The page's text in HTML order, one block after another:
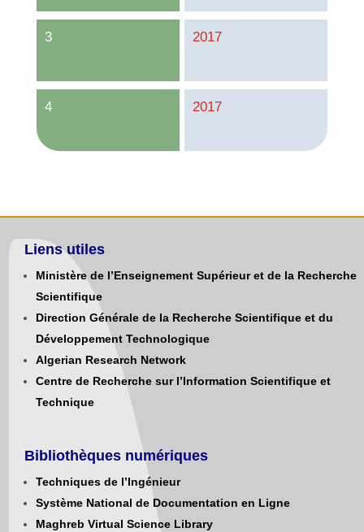
3
4
2017
2017
Liens utiles
Ministère de l’Enseignement Supérieur et de la Recherche
Scientifique
Direction Générale de la Recherche Scientifique et du
Développement Technologique
Algerian Research Network
Centre de Recherche sur l’Information Scientifique et
Technique
Bibliothèques numériques
Techniques de l’Ingénieur
Système National de Documentation en Ligne
Maghreb Virtual Science Library